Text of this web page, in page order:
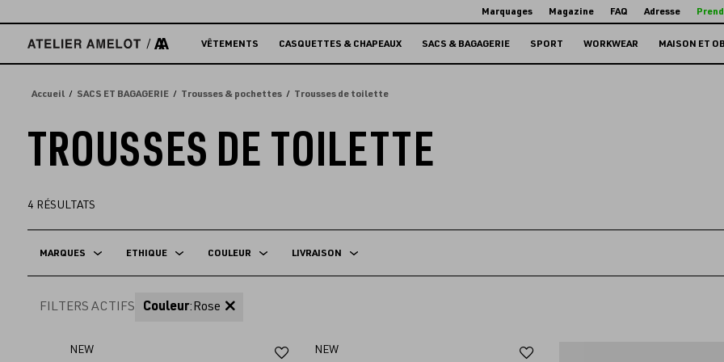
directement
contenu
Marquages Magazine FAQ Adresse
VÊTEMENTS CASQUETTES & CHAPEAUX SACS & BAGAGERIE SPORT WORKWEAR MAISON ET
Accueil SACS ET BAGAGERIE Trousses & pochettes Trousses de toilette
TROUSSES DE TOILETTE
4 RÉSULTATS
MARQUES ETHIQUE COULEUR LIVRAISON
FILTERS ACTIFS Couleur:Rose
NEW
Ajouter
NEW